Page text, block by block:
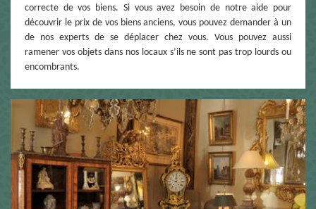
correcte de vos biens. Si vous avez besoin de notre aide pour
découvrir le prix de vos biens anciens, vous pouvez demander à un
de nos experts de se déplacer chez vous. Vous pouvez aussi
ramener vos objets dans nos locaux s’ils ne sont pas trop lourds ou
encombrants.